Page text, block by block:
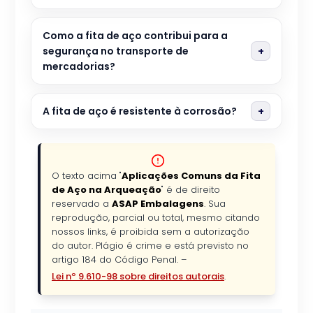
Como a fita de aço contribui para a
segurança no transporte de
mercadorias?
A fita de aço é resistente à corrosão?
O texto acima "Aplicações Comuns da Fita
de Aço na Arqueação" é de direito
reservado a ASAP Embalagens. Sua
reprodução, parcial ou total, mesmo citando
nossos links, é proibida sem a autorização
do autor. Plágio é crime e está previsto no
artigo 184 do Código Penal. –
Lei nº 9.610-98 sobre direitos autorais.